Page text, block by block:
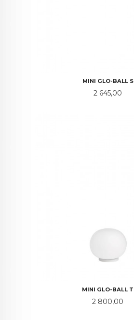
MINI GLO-BALL S
Pris
2 645,00
MINI GLO-BALL T
Pris
2 800,00